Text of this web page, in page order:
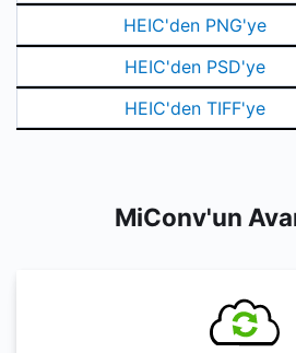
HEIC'den PNG'ye
HEIC'den PSD'ye
HEIC'den TIFF'ye
MiConv'un